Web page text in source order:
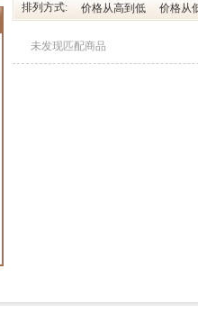
排列方式: 价格从高到低 价格从
未发现匹配商品